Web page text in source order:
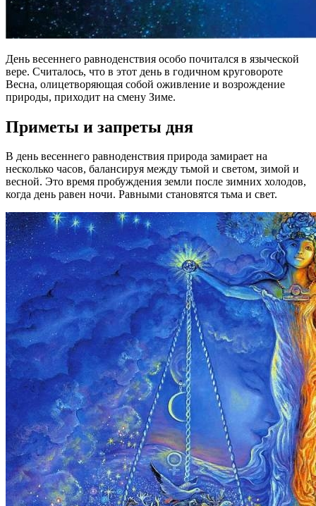
День весеннего равноденствия особо почитался в языческой
вере. Считалось, что в этот день в годичном круговороте
Весна, олицетворяющая собой оживление и возрождение
природы, приходит на смену Зиме.
Приметы и запреты дня
В день весеннего равноденствия природа замирает на
несколько часов, балансируя между тьмой и светом, зимой и
весной. Это время пробуждения земли после зимних холодов,
когда день равен ночи. Равными становятся тьма и свет.